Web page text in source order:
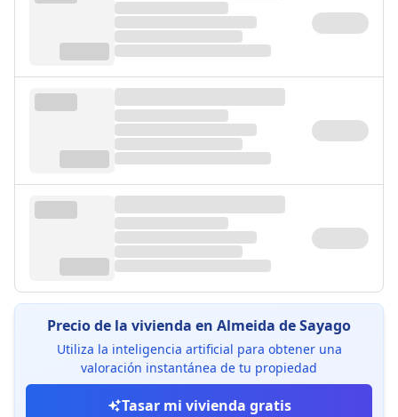
Precio de la vivienda en Almeida de Sayago
Utiliza la inteligencia artificial para obtener una
valoración instantánea de tu propiedad
Tasar mi vivienda gratis